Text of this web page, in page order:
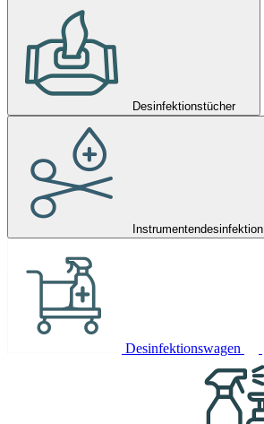
Desinfektionstücher
Instrumentendesinfektion
Desinfektionswagen